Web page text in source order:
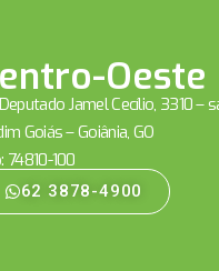
Oeste
Jamel Cecílio, 3310 –
Goiás – Goiânia, GO
74810-100
62 3878-4900